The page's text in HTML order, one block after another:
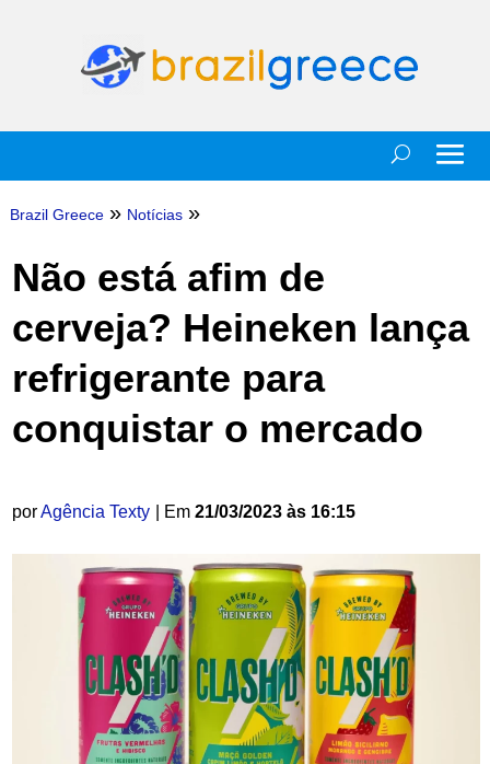
Brazil Greece » Notícias »
Não está afim de
cerveja? Heineken lança
refrigerante para
conquistar o mercado
porAgência Texty | Em 21/03/2023 às 16:15